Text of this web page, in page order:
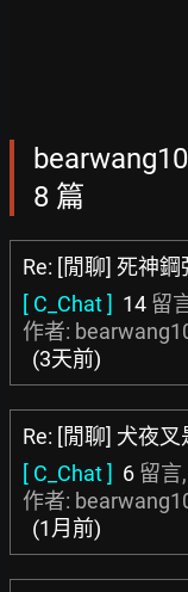
8 篇
Re: [閒聊] 死神
[ C_Chat ] 14 留
作者:
(3天前)
Re: [閒聊] 犬夜
[ C_Chat ] 6 留言
作者:
(1月前)